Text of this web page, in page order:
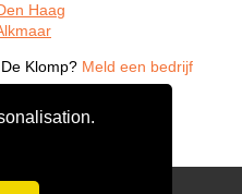
Haag
Klomp? Meld een bedrijf